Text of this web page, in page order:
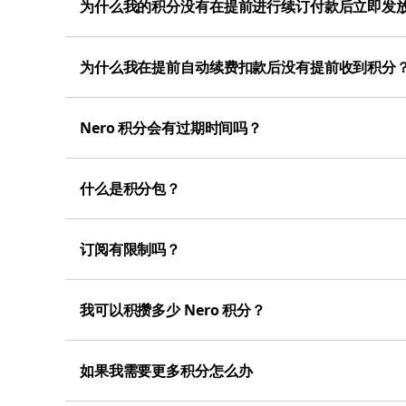
为什么我的积分没有在提前进行续订付款后立即发
为什么我在提前自动续费扣款后没有提前收到积分
Nero 积分会有过期时间吗？
什么是积分包？
订阅有限制吗？
我可以积攒多少 Nero 积分？
如果我需要更多积分怎么办